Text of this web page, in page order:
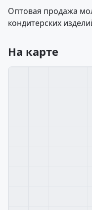
Оптовая продажа
кондитерских
На карте